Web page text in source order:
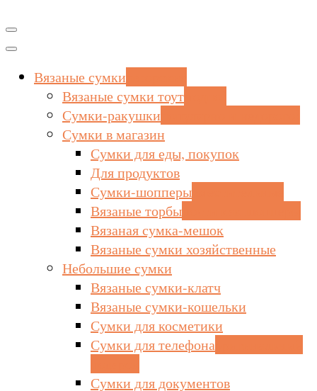
Вязаные сумки
Вязаные сумки тоут
Сумки-ракушки
Сумки в магазин
Сумки для еды, покупок
Для продуктов
Сумки-шопперы
Вязаные торбы
Вязаная сумка-мешок
Вязаные сумки хозяйственные
Небольшие сумки
Вязаные сумки-клатч
Вязаные сумки-кошельки
Сумки для косметики
Сумки для телефона
Сумки для документов